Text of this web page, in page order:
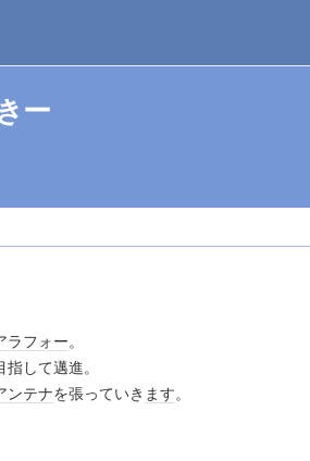
ー
ラフォー。
指して邁進。
ンテナを張っていき ます。